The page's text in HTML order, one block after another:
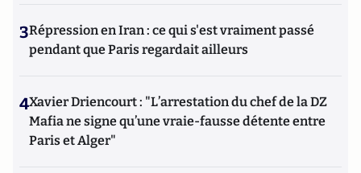
3Répression en Iran : ce qui s'est vraiment passé
pendant que Paris regardait ailleurs
4Xavier Driencourt : "L’arrestation du chef de la DZ
Mafia ne signe qu’une vraie-fausse détente entre
Paris et Alger"